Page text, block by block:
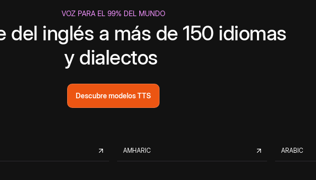
VOZ PARA EL 99% DEL MUNDO
del inglés a más de 150 idiomas
y dialectos
Descubre modelos TTS
AMHARIC ARABIC